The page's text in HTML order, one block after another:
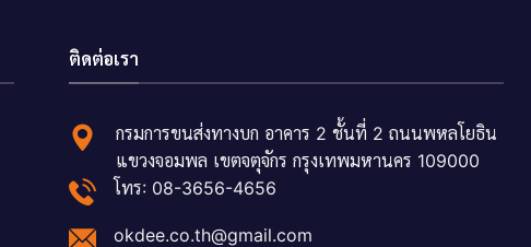
ติดต่อเรา
กรมการขนส่งทางบก อาคาร 2 ชั้นที่ 2 ถนนพหลโยธิน
แขวงจอมพล เขตจตุจักร กรุงเทพมหานคร 109000
โทร: 08-3656-4656
okdee.co.th@gmail.com